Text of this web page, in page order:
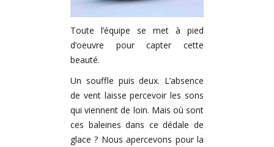
Toute l’équipe se met à pied
d’oeuvre pour capter cette
beauté.
Un souffle puis deux. L’absence
de vent laisse percevoir les sons
qui viennent de loin. Mais où sont
ces baleines dans ce dédale de
glace ? Nous apercevons pour la